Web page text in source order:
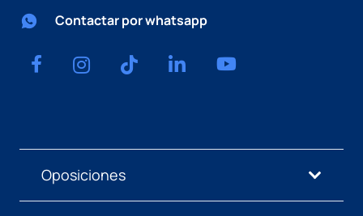
Contactar por whatsapp
Oposiciones